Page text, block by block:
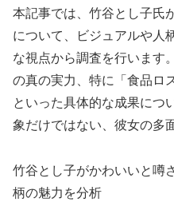
本記事では、竹谷とし子氏
について、ビジュアルや人
な視点から調査を行います
の真の実力、特に「食品ロ
といった具体的な成果につ
象だけではない、彼女の多
竹谷とし子がかわいいと噂
柄の魅力を分析